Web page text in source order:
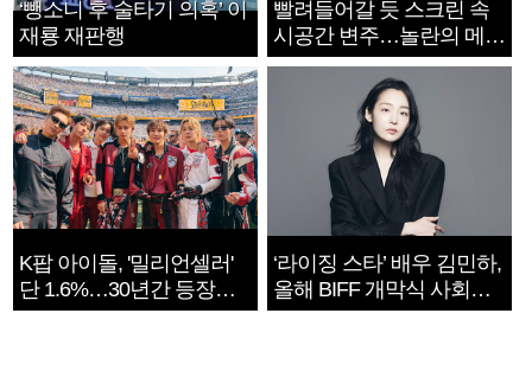
‘뺑소니 후 술타기 의혹’ 이
재룡 재판행
빨려들어갈 듯 스크린 속
시공간 변주…놀란의 메시
지는 ‘전쟁 속죄’
K팝 아이돌, '밀리언셀러'
단 1.6%…30년간 등장
1182개팀 전수조사
‘라이징 스타’ 배우 김민하,
올해 BIFF 개막식 사회자
확정